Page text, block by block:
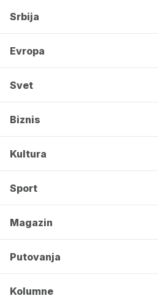
Srbija
Evropa
Svet
Biznis
Kultura
Sport
Magazin
Putovanja
Kolumne